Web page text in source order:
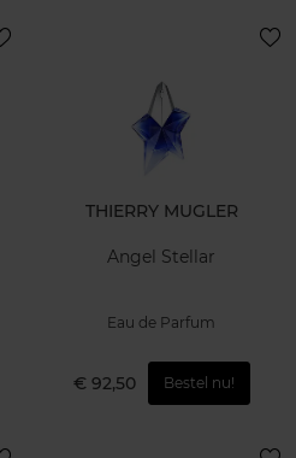
THIERRY MUGLER
Angel Stellar
Eau de Parfum
€ 92,50 Bestel nu!